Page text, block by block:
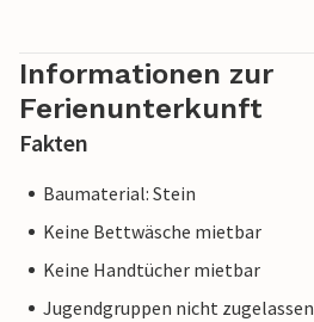
Informationen zur
Ferienunterkunft
Fakten
Baumaterial: Stein
Keine Bettwäsche mietbar
Keine Handtücher mietbar
Jugendgruppen nicht zugelassen